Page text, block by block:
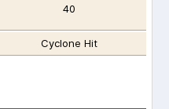
40
Cyclone Hit